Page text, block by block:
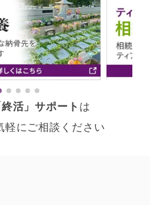
終活」サポート は
軽にご相談ください